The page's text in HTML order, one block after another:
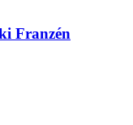
Franzén